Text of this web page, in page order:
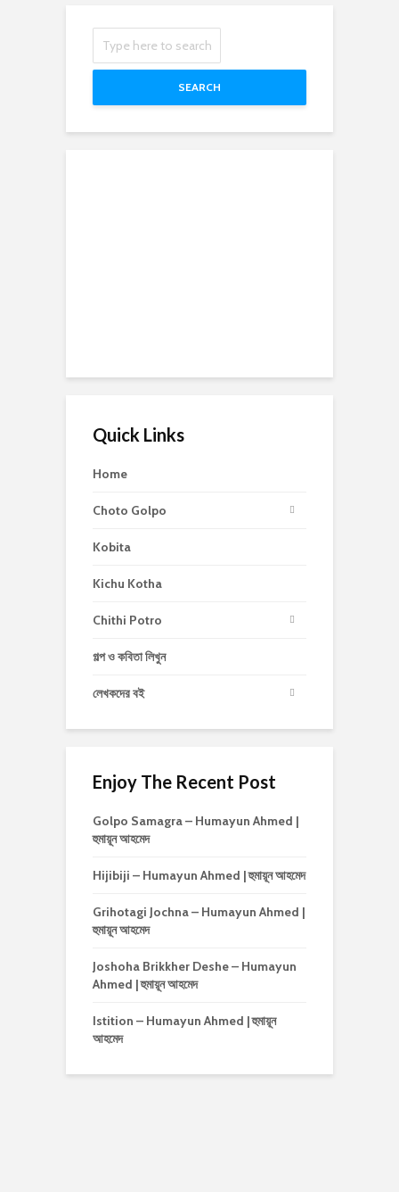
SEARCH
Quick Links
Home
Choto Golpo
Kobita
Kichu Kotha
Chithi Potro
গল্প ও কবিতা লিখুন
লেখকদের বই
Enjoy The Recent Post
Golpo Samagra – Humayun Ahmed |
হুমায়ূন আহমেদ
Hijibiji – Humayun Ahmed | হুমায়ূন আহমেদ
Grihotagi Jochna – Humayun Ahmed |
হুমায়ূন আহমেদ
Joshoha Brikkher Deshe – Humayun
Ahmed | হুমায়ূন আহমেদ
Istition – Humayun Ahmed | হুমায়ূন
আহমেদ